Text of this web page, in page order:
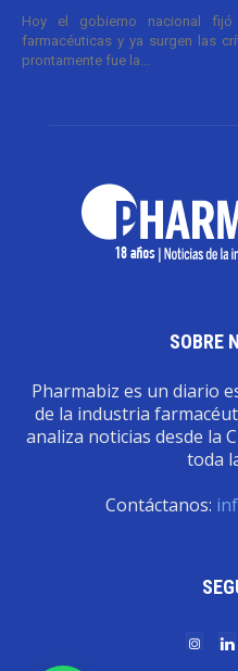
Hoy el gobierno nacional
farmacéuticas y ya surgen las
prontamente fue la...
SOBRE
Pharmabiz es un diario
de la industria
analiza noticias desde la
toda
Contáctanos: